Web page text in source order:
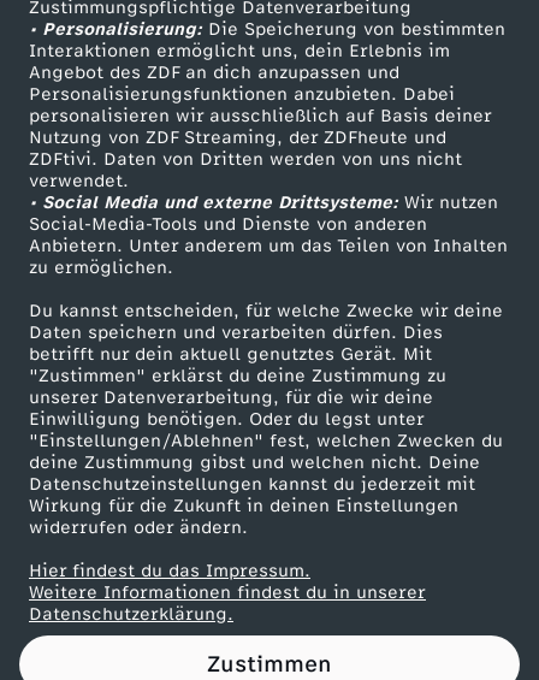
Zustimmungspflichtige Datenverarbeitung
• Personalisierung:Die Speicherung von bestimmten
Interaktionen ermöglicht uns, dein Erlebnis im
Angebot des ZDF an dich anzupassen und
Personalisierungsfunktionen anzubieten. Dabei
personalisieren wir ausschließlich auf Basis deiner
Nutzung von ZDF Streaming, der ZDFheute und
ZDFtivi. Daten von Dritten werden von uns nicht
verwendet.
• Social Media und externe Drittsysteme:Wir nutzen
Social-Media-Tools und Dienste von anderen
Anbietern. Unter anderem um das Teilen von Inhalten
zu ermöglichen.
Du kannst entscheiden, für welche Zwecke wir deine
Daten speichern und verarbeiten dürfen. Dies
betrifft nur dein aktuell genutztes Gerät. Mit
"Zustimmen" erklärst du deine Zustimmung zu
unserer Datenverarbeitung, für die wir deine
Einwilligung benötigen. Oder du legst unter
"Einstellungen/Ablehnen" fest, welchen Zwecken du
deine Zustimmung gibst und welchen nicht. Deine
Datenschutzeinstellungen kannst du jederzeit mit
Wirkung für die Zukunft in deinen Einstellungen
widerrufen oder ändern.
Hier findest du das Impressum.
Weitere Informationen findest du in unserer
Datenschutzerklärung.
Zustimmen
y
:
P
u
t
i
n
s
E
r
z
Livestreams
Sendungen A-Z
TV-Programm
Zuschauerservice
Hilfe
ZDF Unternehmen
Karriere
ZDF goes Schule
Werbefernsehen
Mainzelmännchen
Partner